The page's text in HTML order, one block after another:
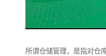
所谓仓储管理，是指对仓